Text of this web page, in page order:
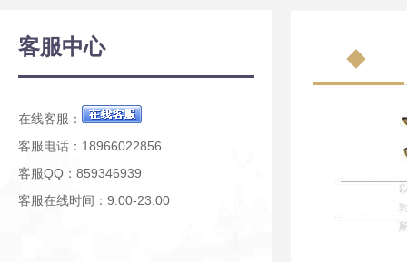
客服中心
在线客服：
客服电话：18966022856
客服QQ：859346939
客服在线时间：9:00-23:00
《传奇岁月》